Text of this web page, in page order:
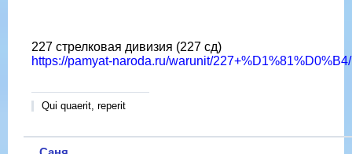
227 стрелковая дивизия (227 сд)
https://pamyat-naroda.ru/warunit/227+%D1%81%D0%B4/
Qui quaerit, reperit